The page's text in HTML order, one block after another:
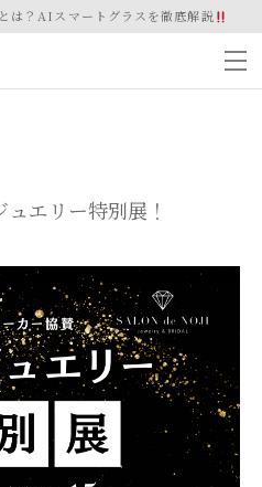
は？AIスマートグラスを徹底解説
エリー特別展！